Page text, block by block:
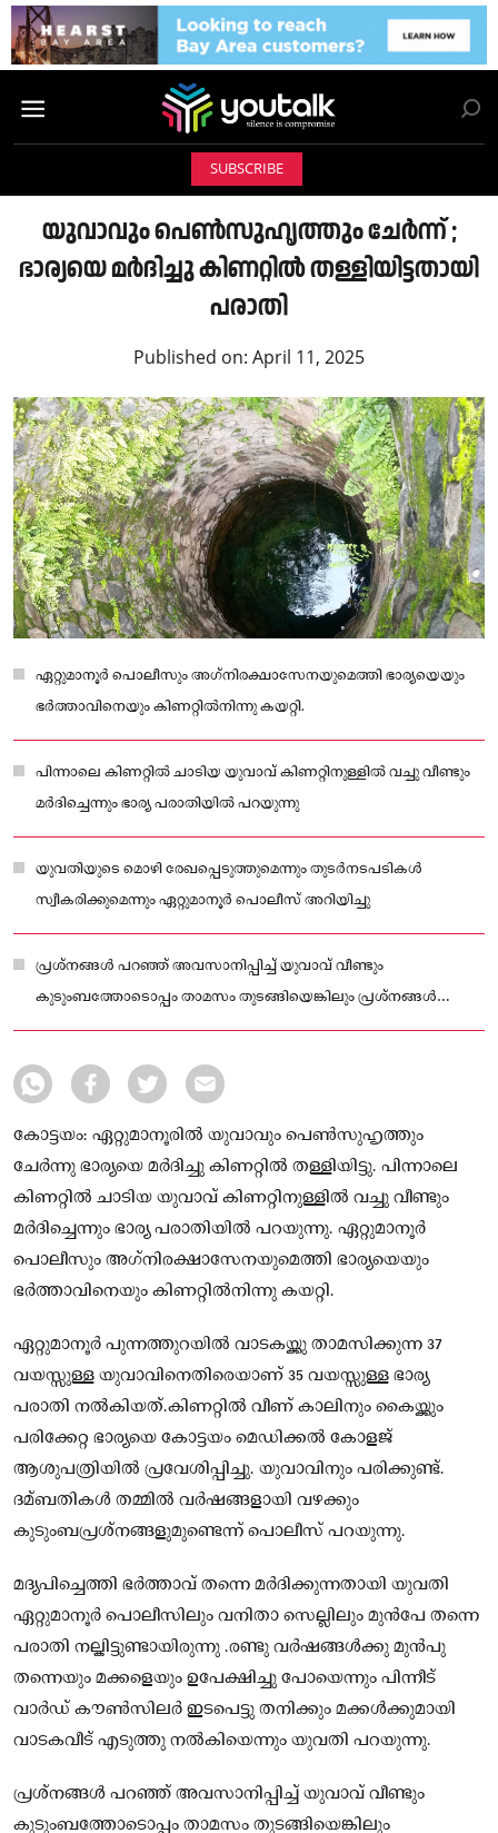
SUBSCRIBE
യുവാവും പെണ്‍സുഹൃത്തും ചേര്‍ന്ന് ;
ഭാര്യയെ മര്‍ദിച്ചു കിണറ്റില്‍ തള്ളിയിട്ടതായി
പരാതി
Published on: April 11, 2025
ഏറ്റുമാനൂര്‍ പൊലീസും അഗ്‌നിരക്ഷാസേനയുമെത്തി ഭാര്യയെയും
ഭര്‍ത്താവിനെയും കിണറ്റില്‍നിന്നു കയറ്റി.
പിന്നാലെ കിണറ്റില്‍ ചാടിയ യുവാവ് കിണറ്റിനുള്ളില്‍ വച്ചു വീണ്ടും
മര്‍ദിച്ചെന്നും ഭാര്യ പരാതിയില്‍ പറയുന്നു
യുവതിയുടെ മൊഴി രേഖപ്പെടുത്തുമെന്നും തുടര്‍നടപടികള്‍
സ്വീകരിക്കുമെന്നും ഏറ്റുമാനൂര്‍ പൊലീസ് അറിയിച്ചു
പ്രശ്‌നങ്ങള്‍ പറഞ്ഞ് അവസാനിപ്പിച്ച്‌ യുവാവ് വീണ്ടും
കുടുംബത്തോടൊപ്പം താമസം തുടങ്ങിയെങ്കിലും പ്രശ്‌നങ്ങള്‍
വീണ്ടും തുടര്‍ന്നതായി പരാതിയില്‍ പറയുന്നു
കോട്ടയം: ഏറ്റുമാനൂരില്‍ യുവാവും പെണ്‍സുഹൃത്തും
ചേര്‍ന്നു ഭാര്യയെ മര്‍ദിച്ചു കിണറ്റില്‍ തള്ളിയിട്ടു. പിന്നാലെ
കിണറ്റില്‍ ചാടിയ യുവാവ് കിണറ്റിനുള്ളില്‍ വച്ചു വീണ്ടും
മര്‍ദിച്ചെന്നും ഭാര്യ പരാതിയില്‍ പറയുന്നു. ഏറ്റുമാനൂര്‍
പൊലീസും അഗ്‌നിരക്ഷാസേനയുമെത്തി ഭാര്യയെയും
ഭര്‍ത്താവിനെയും കിണറ്റില്‍നിന്നു കയറ്റി.
ഏറ്റുമാനൂര്‍ പുന്നത്തുറയില്‍ വാടകയ്ക്കു താമസിക്കുന്ന 37
വയസ്സുള്ള യുവാവിനെതിരെയാണ് 35 വയസ്സുള്ള ഭാര്യ
പരാതി നല്‍കിയത്.കിണറ്റില്‍ വീണ് കാലിനും കൈയ്ക്കും
പരിക്കേറ്റ ഭാര്യയെ കോട്ടയം മെഡിക്കല്‍ കോളജ്
ആശുപത്രിയില്‍ പ്രവേശിപ്പിച്ചു. യുവാവിനും പരിക്കുണ്ട്.
ദമ്ബതികള്‍ തമ്മില്‍ വര്‍ഷങ്ങളായി വഴക്കും
കുടുംബപ്രശ്‌നങ്ങളുമുണ്ടെന്ന് പൊലീസ് പറയുന്നു.
മദ്യപിച്ചെത്തി ഭര്‍ത്താവ് തന്നെ മര്‍ദിക്കുന്നതായി യുവതി
ഏറ്റുമാനൂര്‍ പൊലീസിലും വനിതാ സെല്ലിലും മുന്‍പേ തന്നെ
പരാതി നല്കിട്ടുണ്ടായിരുന്നു .രണ്ടു വര്‍ഷങ്ങള്‍ക്കു മുന്‍പു
തന്നെയും മക്കളെയും ഉപേക്ഷിച്ചു പോയെന്നും പിന്നീട്
വാര്‍ഡ് കൗണ്‍സിലര്‍ ഇടപെട്ടു തനിക്കും മക്കള്‍ക്കുമായി
വാടകവീട് എടുത്തു നല്‍കിയെന്നും യുവതി പറയുന്നു.
പ്രശ്‌നങ്ങള്‍ പറഞ്ഞ് അവസാനിപ്പിച്ച്‌ യുവാവ് വീണ്ടും
കുടുംബത്തോടൊപ്പം താമസം തുടങ്ങിയെങ്കിലും